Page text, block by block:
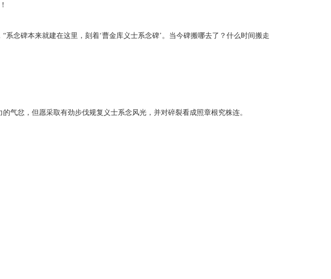
念碑本来就建在这里，刻着‘曹金库义士系念碑’。当今碑搬哪去了？什么时间搬走
气忿，但愿采取有劲步伐规复义士系念风光，并对碎裂看成照章根究株连。